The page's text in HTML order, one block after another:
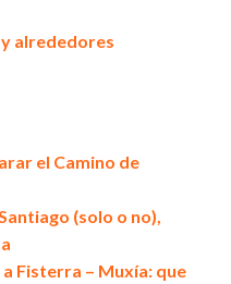
alrededores
el Camino de
(solo o no),
Fisterra – Muxía: que